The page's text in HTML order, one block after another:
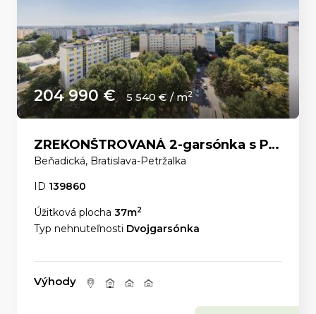
204 990 € 5 540 € / m2
ZREKONŠTROVANÁ 2-garsónka s PANORAMATICKÝM VÝHĽADOM a ELEKTRIČKOU priamo pred domom.
Beňadická, Bratislava-Petržalka
ID 139860
Úžitková plocha 37m2
Typ nehnuteľnosti Dvojgarsónka
Výhody